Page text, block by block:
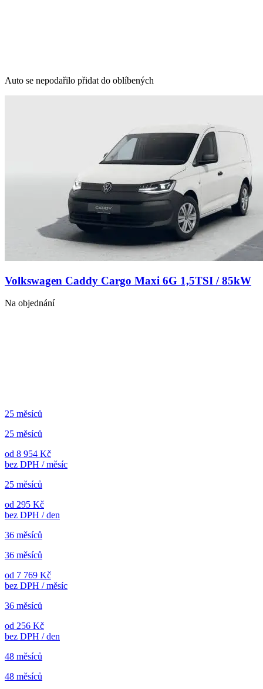
Auto se nepodařilo přidat do oblíbených
Volkswagen Caddy Cargo Maxi 6G 1,5TSI / 85kW
Na objednání
25 měsíců
25 měsíců
od 8 954 Kč
bez DPH / měsíc
25 měsíců
od 295 Kč
bez DPH / den
36 měsíců
36 měsíců
od 7 769 Kč
bez DPH / měsíc
36 měsíců
od 256 Kč
bez DPH / den
48 měsíců
48 měsíců